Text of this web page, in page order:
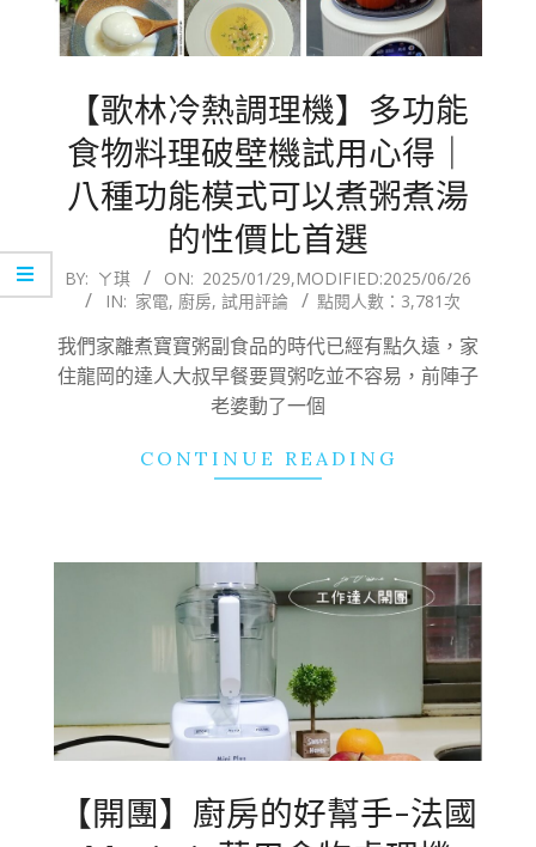
【歌林冷熱調理機】多功能
食物料理破壁機試用心得｜
八種功能模式可以煮粥煮湯
的性價比首選
2025-
29
BY: ㄚ琪 ON: 2025/01/29,MODIFIED:2025/06/26
IN: 家電, 廚房, 試用評論 點閱人數：3,781次
我們家離煮寶寶粥副食品的時代已經有點久遠，家
住龍岡的達人大叔早餐要買粥吃並不容易，前陣子
老婆動了一個
CONTINUE READING
【開團】廚房的好幫手-法國